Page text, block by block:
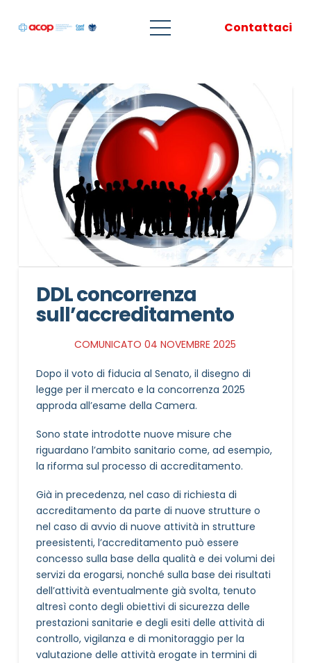
Contattaci
DDL concorrenza
sull’accreditamento
COMUNICATO 04 NOVEMBRE 2025
Dopo il voto di fiducia al Senato, il disegno di
legge per il mercato e la concorrenza 2025
approda all’esame della Camera.
Sono state introdotte nuove misure che
riguardano l’ambito sanitario come, ad esempio,
la riforma sul processo di accreditamento.
Già in precedenza, nel caso di richiesta di
accreditamento da parte di nuove strutture o
nel caso di avvio di nuove attività in strutture
preesistenti, l’accreditamento può essere
concesso sulla base della qualità e dei volumi dei
servizi da erogarsi, nonché sulla base dei risultati
dell’attività eventualmente già svolta, tenuto
altresì conto degli obiettivi di sicurezza delle
prestazioni sanitarie e degli esiti delle attività di
controllo, vigilanza e di monitoraggio per la
valutazione delle attività erogate in termini di